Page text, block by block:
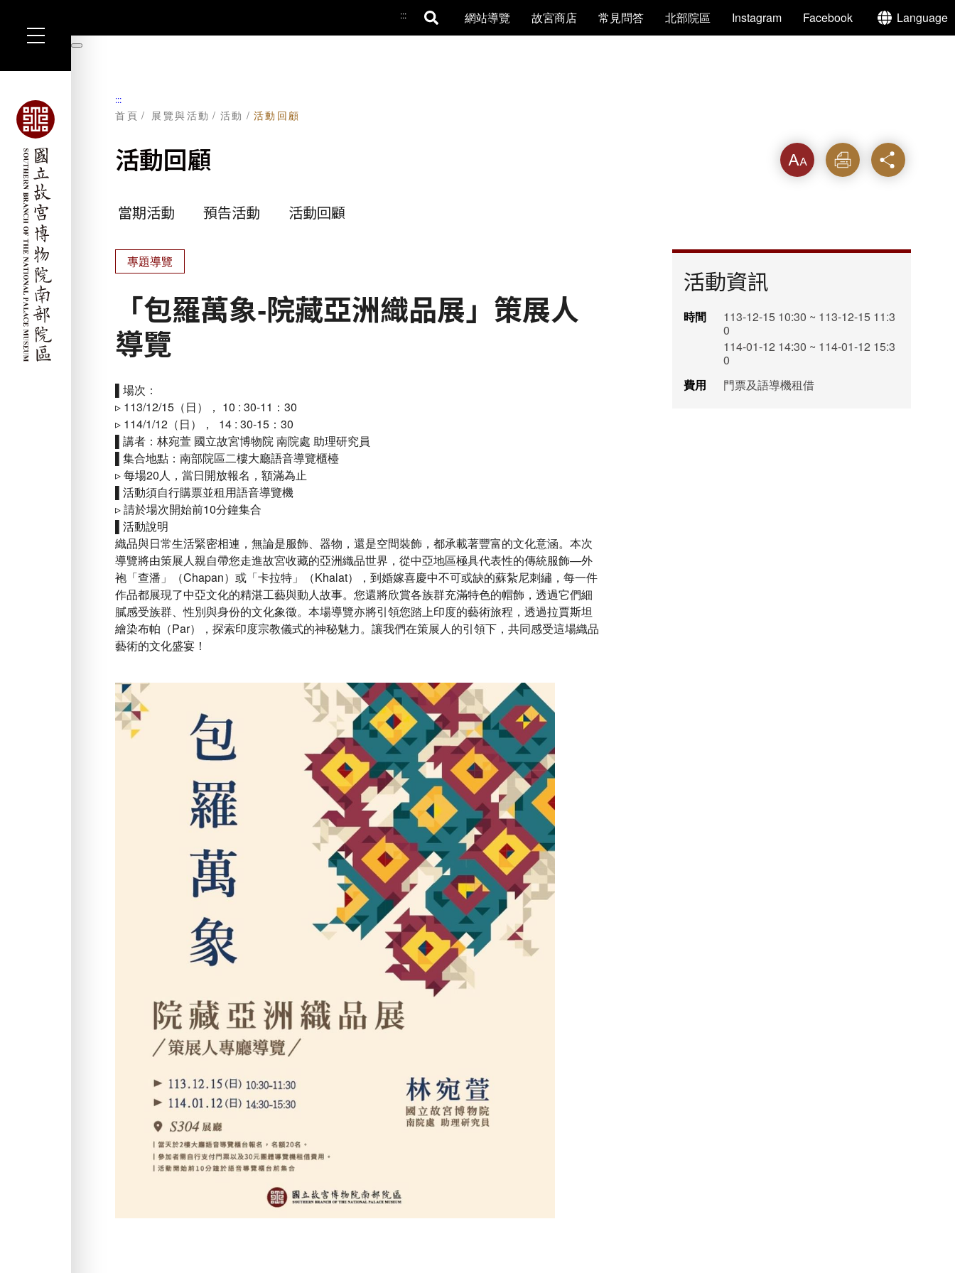
要
::: 網站導覽 故宮商店 常見問答 北部院區 Instagram Facebook Language
暫
:::
首頁 展覽與活動 活動 活動回顧
活動回顧 字級 列印 分享
當期活動 預告活動 活動回顧
專題導覽
「包羅萬象-院藏亞洲織品展」策展人
導覽
▌場次：
▹ 113/12/15（日）， 10 : 30-11：30
▹ 114/1/12（日）， 14 : 30-15：30
▌講者：林宛萱 國立故宮博物院 南院處 助理研究員
▌集合地點：南部院區二樓大廳語音導覽櫃檯
▹ 每場20人，當日開放報名，額滿為止
▌活動須自行購票並租用語音導覽機
▹ 請於場次開始前10分鐘集合
▌活動說明
織品與日常生活緊密相連，無論是服飾、器物，還是空間裝飾，都承載著豐富的文化意涵。本次
導覽將由策展人親自帶您走進故宮收藏的亞洲織品世界，從中亞地區極具代表性的傳統服飾—外
袍「查潘」（Chapan）或「卡拉特」（Khalat），到婚嫁喜慶中不可或缺的蘇紮尼刺繡，每一件
作品都展現了中亞文化的精湛工藝與動人故事。您還將欣賞各族群充滿特色的帽飾，透過它們細
膩感受族群、性別與身份的文化象徵。本場導覽亦將引領您踏上印度的藝術旅程，透過拉賈斯坦
繪染布帕（Par），探索印度宗教儀式的神秘魅力。讓我們在策展人的引領下，共同感受這場織品
藝術的文化盛宴！
活動資訊
時間
113-12-15 10:30 ~ 113-12-15 11:3
0
114-01-12 14:30 ~ 114-01-12 15:3
0
費用
門票及語導機租借